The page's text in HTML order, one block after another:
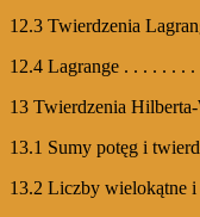
12.3 Twierdzenia
12.4 Lagrange . . . . . . .
13 Twierdzenia
13.1 Sumy potęg i
13.2 Liczby wielokątne i